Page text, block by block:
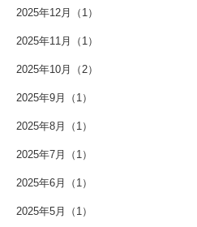
2025年12月（1）
2025年11月（1）
2025年10月（2）
2025年9月（1）
2025年8月（1）
2025年7月（1）
2025年6月（1）
2025年5月（1）